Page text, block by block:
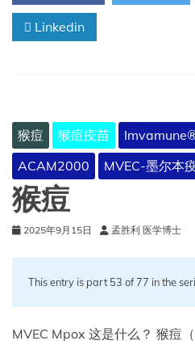
明，
疫
中
表
现
良
Linkedin
猴痘 猴痘疫苗
ACAM2000
MVEC-墨尔本
猴痘
2025年9月15日 孟胜利 医学博士
This entry is part 53 of 77 in the
MVEC Mpox 这是什么？ 猴痘